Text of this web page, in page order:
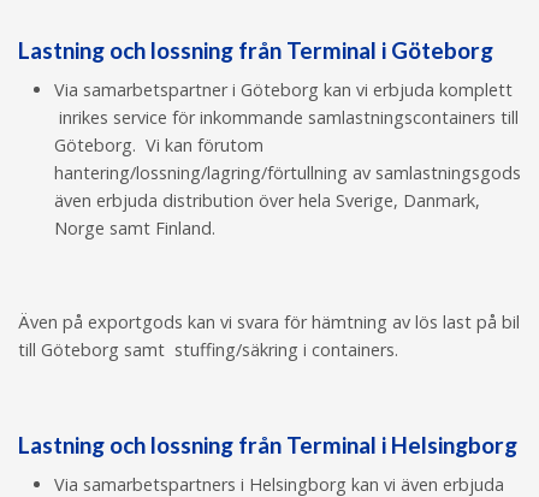
Lastning och lossning från Terminal i Göteborg
Via samarbetspartner i Göteborg kan vi erbjuda komplett
inrikes service för inkommande samlastningscontainers till
Göteborg. Vi kan förutom
hantering/lossning/lagring/förtullning av samlastningsgods
även erbjuda distribution över hela Sverige, Danmark,
Norge samt Finland.
Även på exportgods kan vi svara för hämtning av lös last på bil
till Göteborg samt stuffing/säkring i containers.
Lastning och lossning från Terminal i Helsingborg
Via samarbetspartners i Helsingborg kan vi även erbjuda